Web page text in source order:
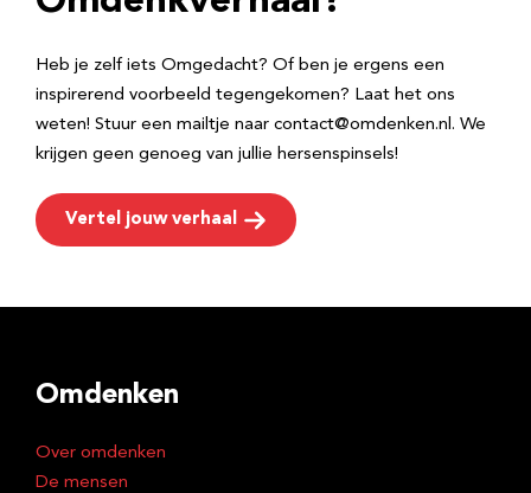
Heb je zelf iets Omgedacht? Of ben je ergens een
inspirerend voorbeeld tegengekomen? Laat het ons
weten! Stuur een mailtje naar contact@omdenken.nl. We
krijgen geen genoeg van jullie hersenspinsels!
Vertel jouw verhaal
Omdenken
Over omdenken
De mensen